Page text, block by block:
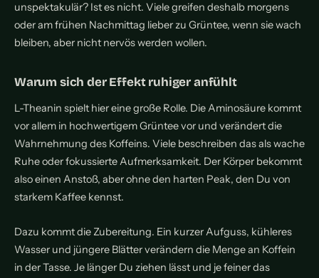
unspektakulär? Ist es nicht. Viele greifen deshalb morgens
oder am frühen Nachmittag lieber zu Grüntee, wenn sie wach
bleiben, aber nicht nervös werden wollen.
Warum sich der Effekt ruhiger anfühlt
L-Theanin spielt hier eine große Rolle. Die Aminosäure kommt
vor allem in hochwertigem Grüntee vor und verändert die
Wahrnehmung des Koffeins. Viele beschreiben das als wache
Ruhe oder fokussierte Aufmerksamkeit. Der Körper bekommt
also einen Anstoß, aber ohne den harten Peak, den Du von
starkem Kaffee kennst.
Dazu kommt die Zubereitung. Ein kurzer Aufguss, kühleres
Wasser und jüngere Blätter verändern die Menge an Koffein
in der Tasse. Je länger Du ziehen lässt und je feiner das